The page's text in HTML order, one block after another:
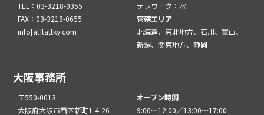
TEL：03-3218-0355
FAX：03-3218-0655
info[at]tattky.com
テレワーク：水
管轄エリア
北海道、東北地方、石川、富山、
新潟、関東地方、静岡
大阪事務所
〒550-0013
大阪府大阪市西区新町1-4-26
オープン時間
9:00～12:00／13:00～17:00